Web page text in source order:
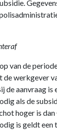
van de
werkgever
de aanvraag is
als de
hoger is dan
is geldt een